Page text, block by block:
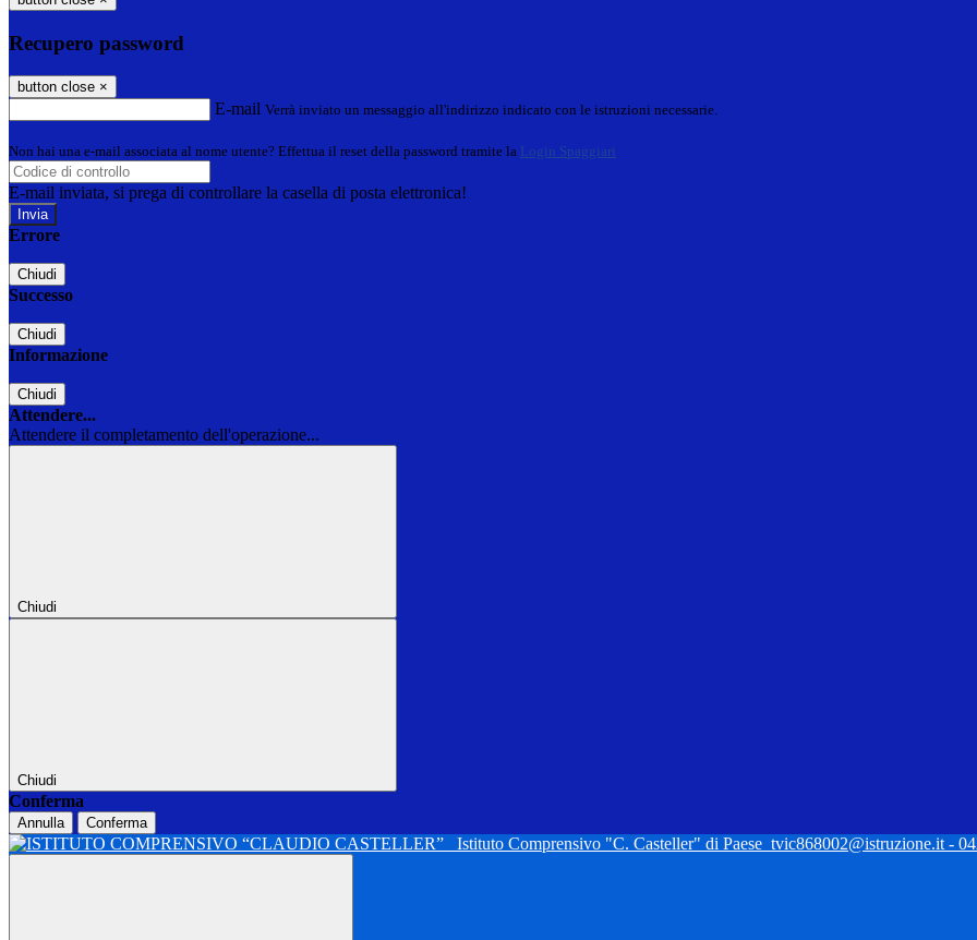
Recupero password
button close ×
E-mail Verrà inviato un messaggio all'indirizzo indicato con le istruzioni necessarie.
Non hai una e-mail associata al nome utente? Effettua il reset della password tramite la Login Spaggiari
E-mail inviata, si prega di controllare la casella di posta elettronica!
Errore
Chiudi
Successo
Chiudi
Informazione
Chiudi
Attendere...
Attendere il completamento dell'operazione...
Chiudi
Chiudi
Conferma
Annulla Conferma
Istituto Comprensivo "C. Casteller" di Paese tvic868002@istruzione.it -